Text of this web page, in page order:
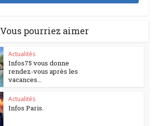
Vous pourriez aimer
Actualités
Infos75 vous donne
rendez-vous après les
vacances...
Actualités
Infos Paris.